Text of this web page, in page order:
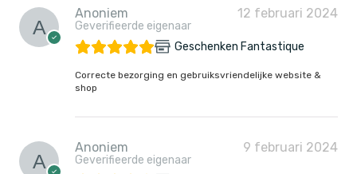
Anoniem
Geverifieerde eigenaar
12 februari 2024
Geschenken Fantastique
Correcte bezorging en gebruiksvriendelijke website &
shop
Anoniem
Geverifieerde eigenaar
9 februari 2024